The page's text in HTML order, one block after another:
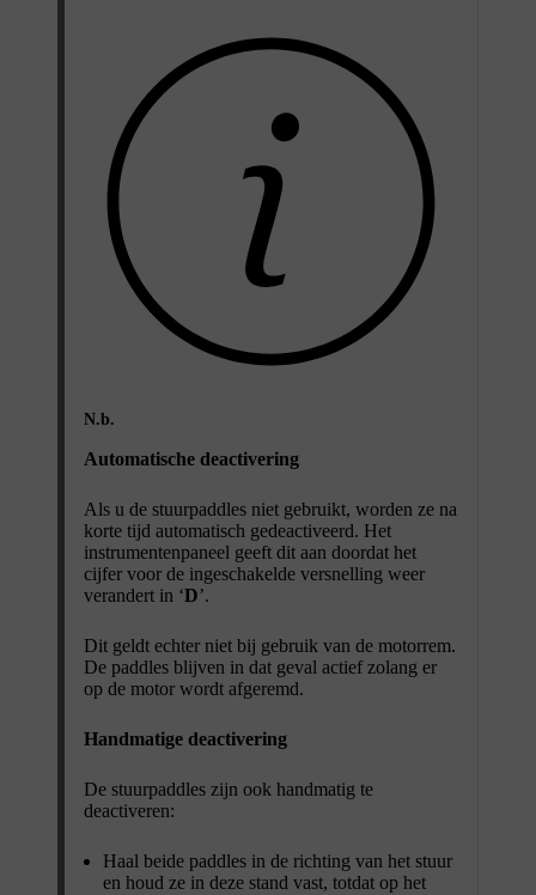
N.b.
Automatische deactivering
Als u de stuurpaddles niet gebruikt, worden ze na
korte tijd automatisch gedeactiveerd. Het
instrumentenpaneel geeft dit aan doordat het
cijfer voor de ingeschakelde versnelling weer
verandert in ‘D’.
Dit geldt echter niet bij gebruik van de motorrem.
De paddles blijven in dat geval actief zolang er
op de motor wordt afgeremd.
Handmatige deactivering
De stuurpaddles zijn ook handmatig te
deactiveren:
Haal beide paddles in de richting van het stuur
en houd ze in deze stand vast, totdat op het